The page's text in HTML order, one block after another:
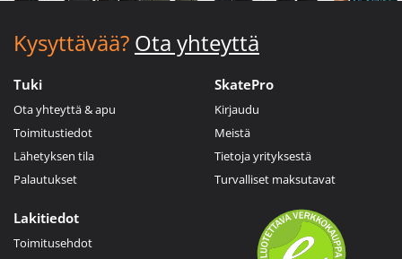
Kysyttävää? Ota yhteyttä
Tuki
Ota yhteyttä & apu
Toimitustiedot
Lähetyksen tila
Palautukset
SkatePro
Kirjaudu
Meistä
Tietoja yrityksestä
Turvalliset maksutavat
Lakitiedot
Toimitusehdot